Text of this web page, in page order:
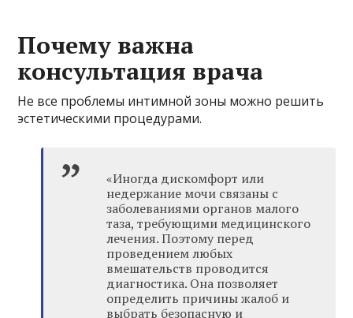
Почему важна
консультация врача
Не все проблемы интимной зоны можно решить
эстетическими процедурами.
«Иногда дискомфорт или
недержание мочи связаны с
заболеваниями органов малого
таза, требующими медицинского
лечения. Поэтому перед
проведением любых
вмешательств проводится
диагностика. Она позволяет
определить причины жалоб и
выбрать безопасную и